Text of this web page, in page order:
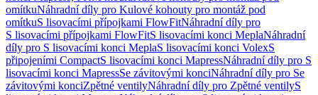
omítkuNáhradní díly pro Kulové kohouty pro montáž pod
omítkuS lisovacími přípojkami FlowFitNáhradní díly pro
S lisovacími přípojkami FlowFitS lisovacími konci MeplaNáhradní
díly pro S lisovacími konci MeplaS lisovacími konci VolexS
připojeními CompactS lisovacími konci MapressNáhradní díly pro S
lisovacími konci MapressSe závitovými konciNáhradní díly pro Se
závitovými konciZpětné ventilyNáhradní díly pro Zpětné ventilyS